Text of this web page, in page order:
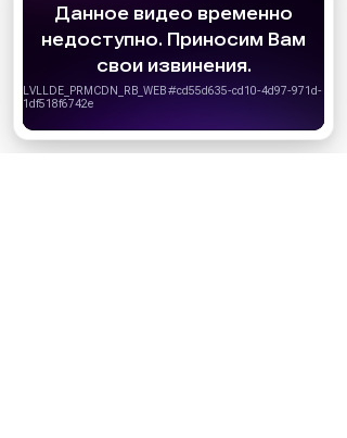
АО «Издательство СЕМЬ ДНЕЙ»использует
для персонализации сервисов и
удобства пользователей. Вы можете
запретить сохранение cookie в настройках
своего браузера.